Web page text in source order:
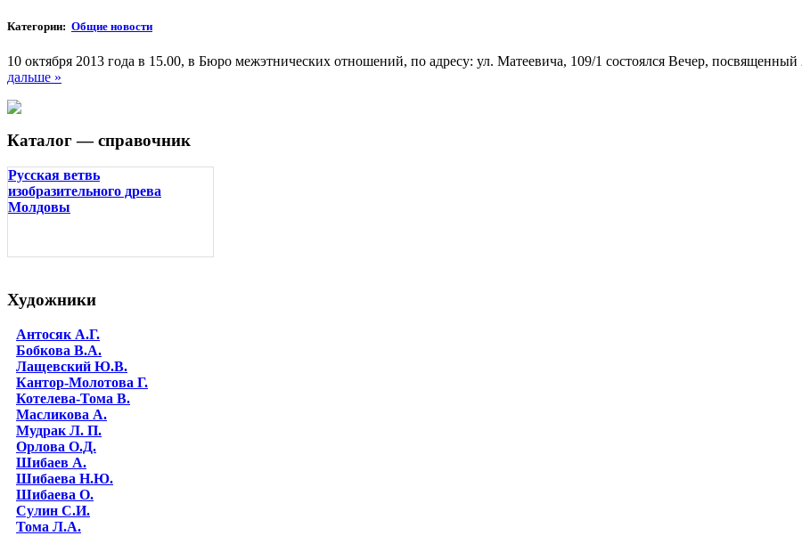
Категории: Общие новости
10 октября 2013 года в 15.00, в Бюро межэтнических отношений, по адресу: ул. Матеевича, 109/1 состоялся Вечер,
дальше »
Каталог — справочник
Русская ветвь
изобразительного древа
Молдовы
Художники
Антосяк А.Г.
Бобкова В.А.
Лащевский Ю.В.
Кантор-Молотова Г.
Котелева-Тома В.
Масликова А.
Мудрак Л. П.
Орлова О.Д.
Шибаев А.
Шибаева Н.Ю.
Шибаева O.
Сулин С.И.
Тома Л.А.